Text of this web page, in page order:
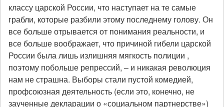
классу царской России, что наступает на те самые
грабли, которые разбили этому последнему голову. Он
все больше отрывается от понимания реальности, и
все больше воображает, что причиной гибели царской
России была лишь излишняя мягкость полиции ,
поэтому побольше репрессий, – и никакая революция
нам не страшна. Выборы стали пустой комедией,
профсоюзная деятельность (если это, конечно, не
заученные декларации о «социальном партнерстве»)